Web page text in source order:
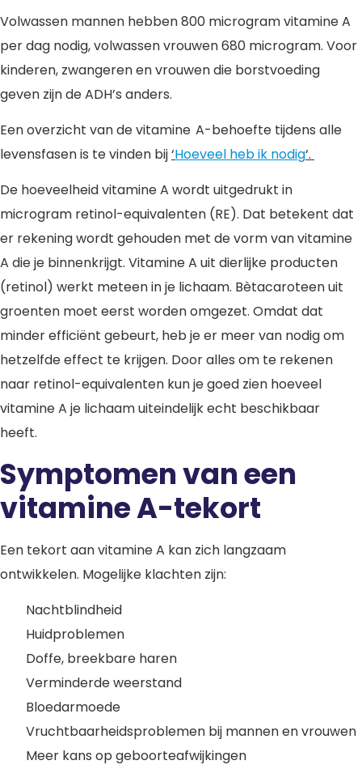
Volwassen mannen hebben 800 microgram vitamine A
per dag nodig, volwassen vrouwen 680 microgram. Voor
kinderen, zwangeren en vrouwen die borstvoeding
geven zijn de ADH’s anders.
Een overzicht van de vitamine A-behoefte tijdens alle
levensfasen is te vinden bij‘Hoeveel heb ik nodig‘.
De hoeveelheid vitamine A wordt uitgedrukt in
microgram retinol-equivalenten (RE). Dat betekent dat
er rekening wordt gehouden met de vorm van vitamine
A die je binnenkrijgt. Vitamine A uit dierlijke producten
(retinol) werkt meteen in je lichaam. Bètacaroteen uit
groenten moet eerst worden omgezet. Omdat dat
minder efficiënt gebeurt, heb je er meer van nodig om
hetzelfde effect te krijgen. Door alles om te rekenen
naar retinol-equivalenten kun je goed zien hoeveel
vitamine A je lichaam uiteindelijk echt beschikbaar
heeft.
Symptomen van een
vitamine A-tekort
Een tekort aan vitamine A kan zich langzaam
ontwikkelen. Mogelijke klachten zijn:
Nachtblindheid
Huidproblemen
Doffe, breekbare haren
Verminderde weerstand
Bloedarmoede
Vruchtbaarheidsproblemen bij mannen en vrouwen
Meer kans op geboorteafwijkingen